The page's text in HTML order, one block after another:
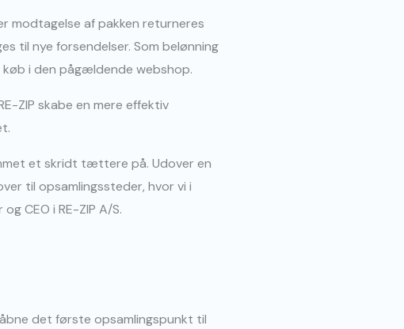
modtagelse af pakken returneres
til nye forsendelser. Som belønning
i den pågældende webshop.
ZIP skabe en mere effektiv
et skridt tættere på. Udover en
til opsamlingssteder, hvor vi i
CEO i RE-ZIP A/S.
det første opsamlingspunkt til